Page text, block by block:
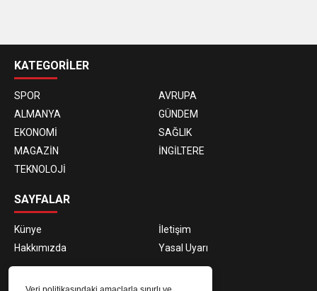
siteleri
KATEGORİLER
SPOR
AVRUPA
ALMANYA
GÜNDEM
EKONOMİ
SAĞLIK
MAGAZİN
İNGİLTERE
TEKNOLOJİ
SAYFALAR
Künye
İletişim
Hakkımızda
Yasal Uyarı